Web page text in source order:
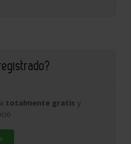
totalmente gratis y